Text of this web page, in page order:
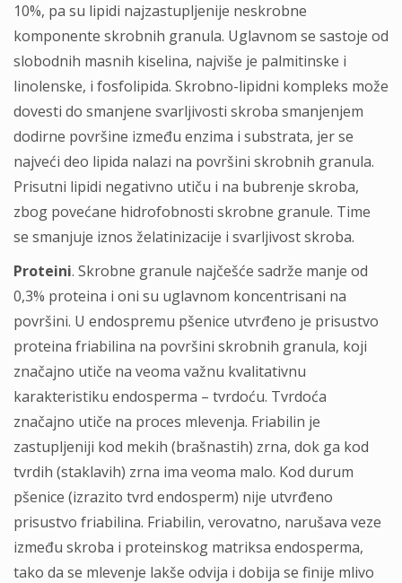
10%, pa su lipidi najzastupljenije neskrobne
komponente skrobnih granula. Uglavnom se sastoje od
slobodnih masnih kiselina, najviše je palmitinske i
linolenske, i fosfolipida. Skrobno-lipidni kompleks može
dovesti do smanjene svarljivosti skroba smanjenjem
dodirne površine između enzima i substrata, jer se
najveći deo lipida nalazi na površini skrobnih granula.
Prisutni lipidi negativno utiču i na bubrenje skroba,
zbog povećane hidrofobnosti skrobne granule. Time
se smanjuje iznos želatinizacije i svarljivost skroba.
Proteini. Skrobne granule najčešće sadrže manje od
0,3% proteina i oni su uglavnom koncentrisani na
površini. U endospremu pšenice utvrđeno je prisustvo
proteina friabilina na površini skrobnih granula, koji
značajno utiče na veoma važnu kvalitativnu
karakteristiku endosperma – tvrdoću. Tvrdoća
značajno utiče na proces mlevenja. Friabilin je
zastupljeniji kod mekih (brašnastih) zrna, dok ga kod
tvrdih (staklavih) zrna ima veoma malo. Kod durum
pšenice (izrazito tvrd endosperm) nije utvrđeno
prisustvo friabilina. Friabilin, verovatno, narušava veze
između skroba i proteinskog matriksa endosperma,
tako da se mlevenje lakše odvija i dobija se finije mlivo